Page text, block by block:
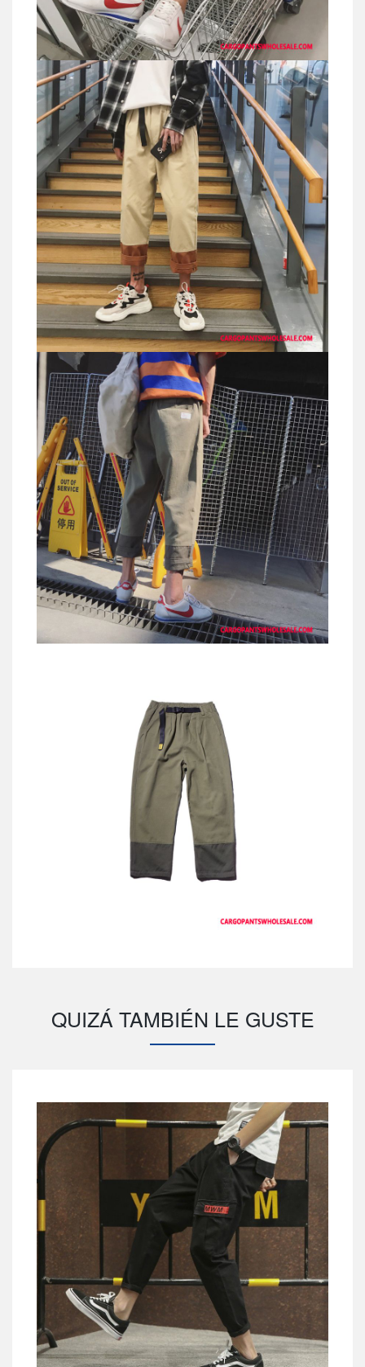
QUIZÁ TAMBIÉN LE GUSTE